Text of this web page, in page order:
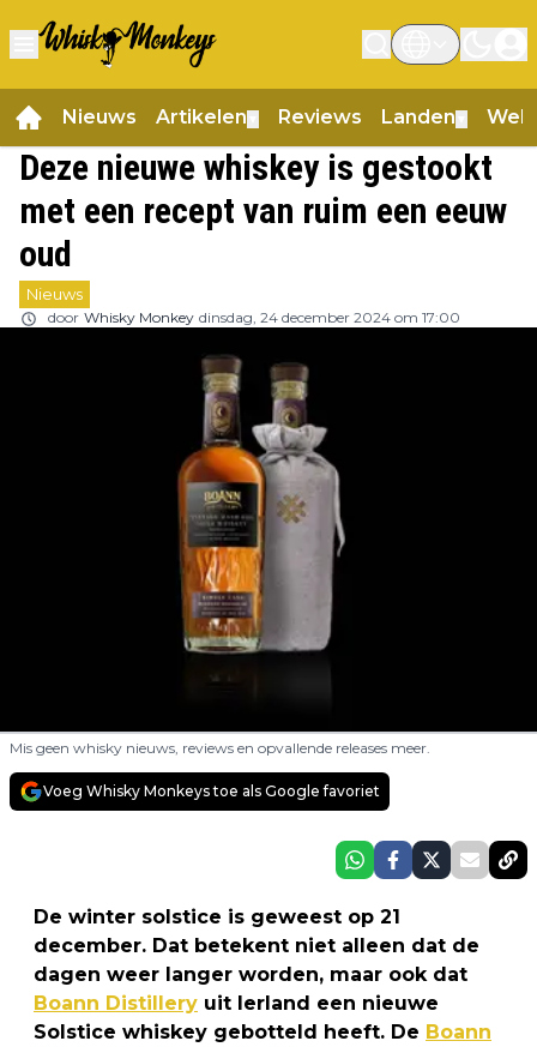
Nieuws Artikelen Reviews Landen
Deze nieuwe whiskey is gestookt
met een recept van ruim een eeuw
oud
Nieuws
door Whisky Monkey dinsdag, 24 december 2024 om 17:00
Mis geen whisky nieuws, reviews en opvallende releases meer.
Voeg Whisky Monkeys toe als Google favoriet
De winter solstice is geweest op 21
december. Dat betekent niet alleen dat de
dagen weer langer worden, maar ook dat
Boann Distillery uit Ierland een nieuwe
Solstice whiskey gebotteld heeft. De Boann